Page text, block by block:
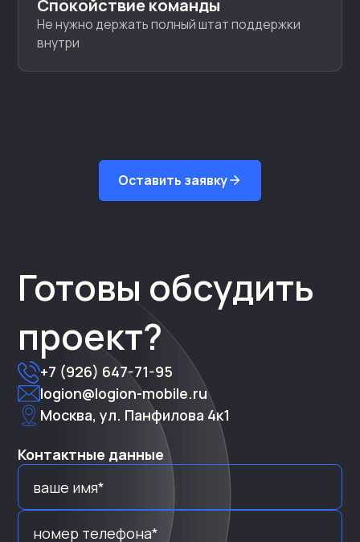
Спокойствие команды
Не нужно держать полный штат поддержки
внутри
Оставить заявку
Готовы обсудить
проект?
+7 (926) 647-71-95
logion@logion-mobile.ru
Москва, ул. Панфилова 4к1
Контактные данные